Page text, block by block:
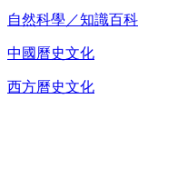
自然科學／知識百科
中國曆史文化
西方曆史文化